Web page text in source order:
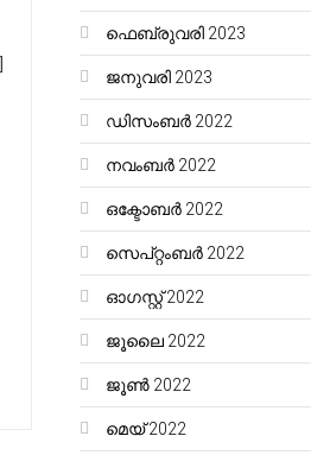
ഫെബ്രുവരി 2023
ജനുവരി 2023
ഡിസംബർ 2022
നവംബർ 2022
ഒക്ടോബർ 2022
സെപ്റ്റംബർ 2022
ഓഗസ്റ്റ്‌ 2022
ജൂലൈ 2022
ജൂൺ 2022
മെയ്‌ 2022